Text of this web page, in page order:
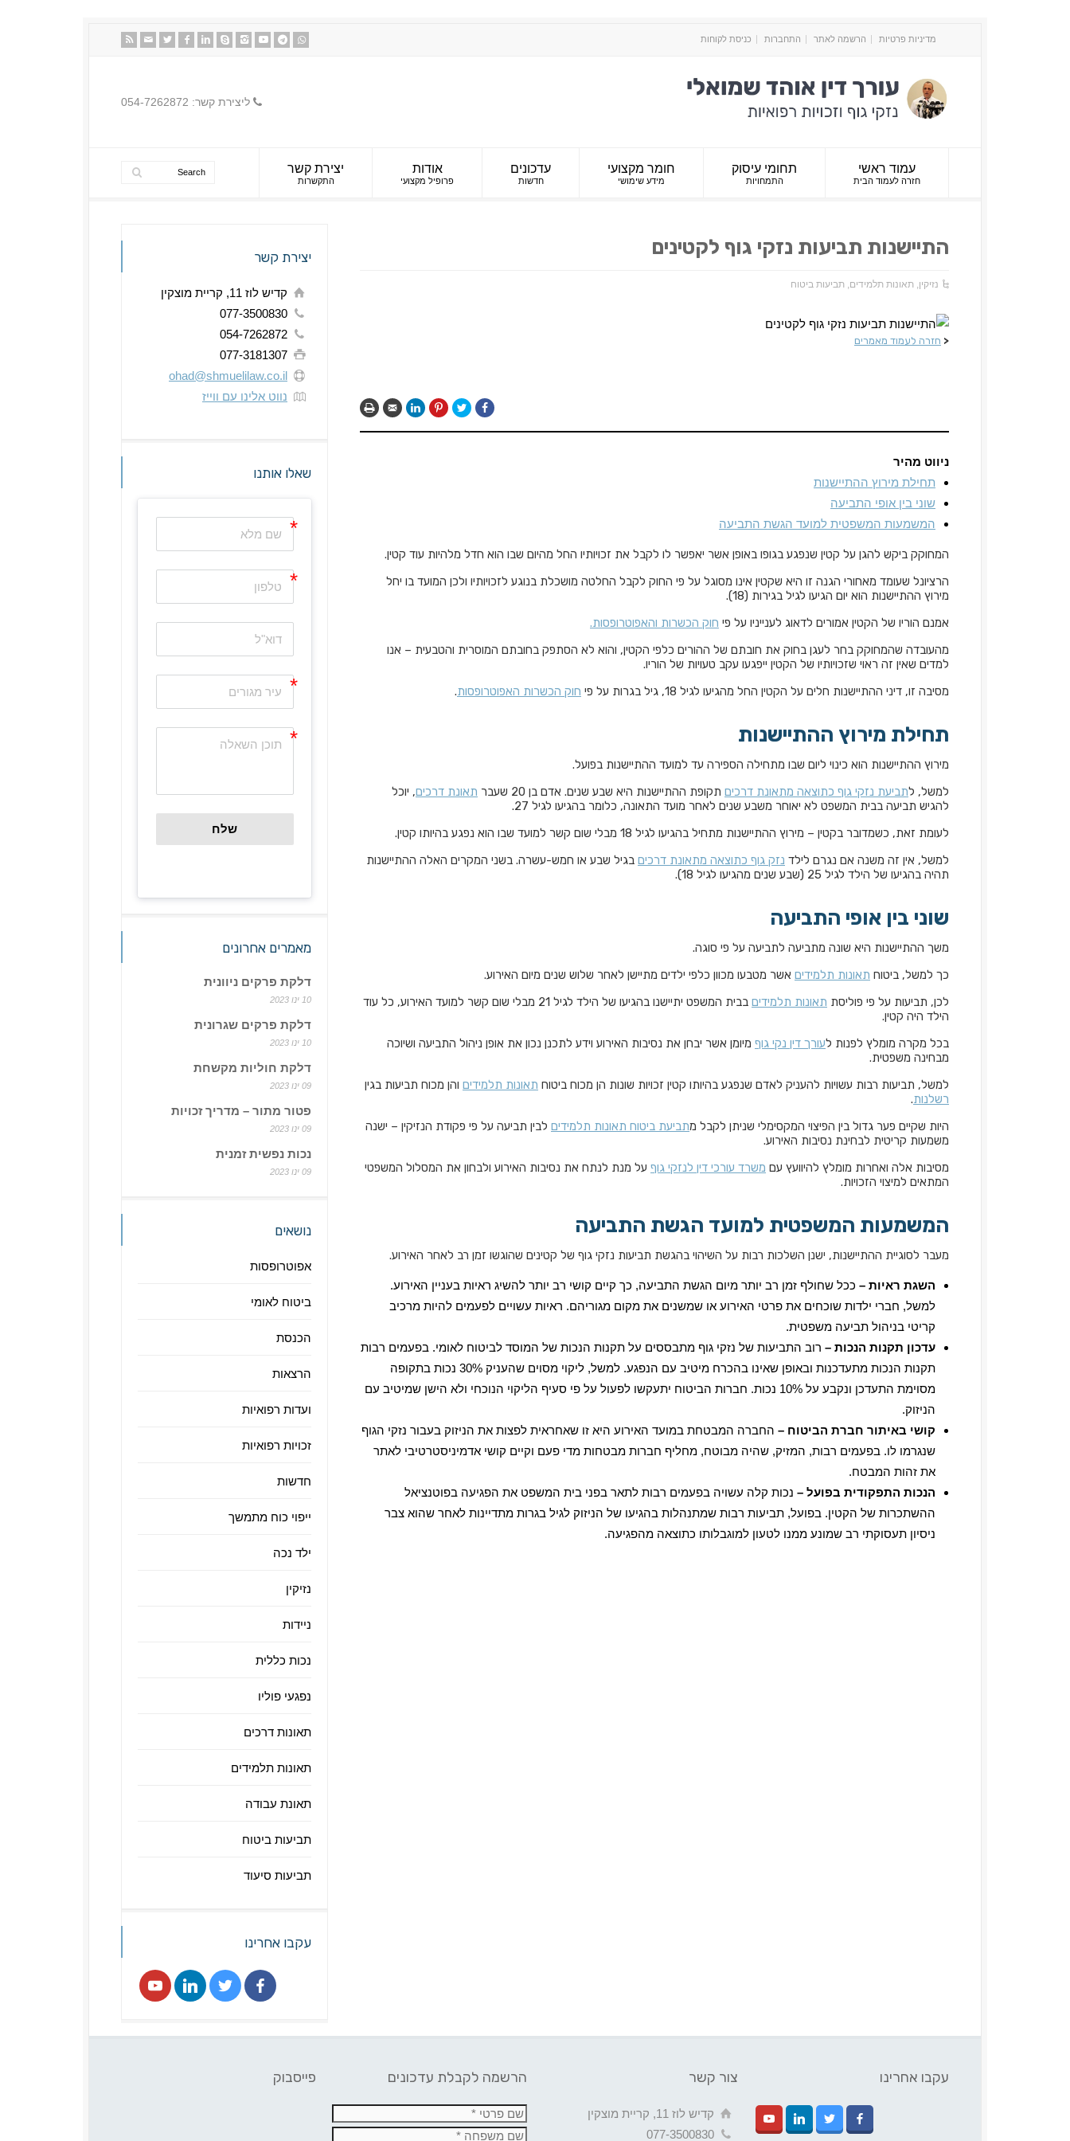
מדיניות פרטיות הרשמה לאתר התחברות כניסת לקוחות
ליצירת קשר: 054-7262872
עמוד ראשי
חזרה לעמוד הבית
תחומי עיסוק
התמחויות
חומר מקצועי
מידע שימושי
עדכונים
חדשות
אודות
פרופיל מקצועי
יצירת קשר
התקשרות
התיישנות תביעות נזקי גוף לקטינים
נזיקין, תאונות תלמידים, תביעות ביטוח
< חזרה לעמוד מאמרים
ניווט מהיר
תחילת מירוץ ההתיישנות
שוני בין אופי התביעה
המשמעות המשפטית למועד הגשת התביעה
המחוקק ביקש להגן על קטין שנפגע בגופו באופן אשר יאפשר לו לקבל את זכויותיו החל מהיום שבו הוא חדל מלהיות עוד קטין.
הרציונל שעומד מאחורי הגנה זו היא שקטין אינו מסוגל על פי החוק לקבל החלטה מושכלת בנוגע לזכויותיו ולכן המועד בו יחל
מירוץ ההתיישנות הוא יום הגיעו לגיל בגירות (18).
אמנם הוריו של הקטין אמורים לדאוג לענייניו על פי חוק הכשרות והאפוטרופסות.
מהעובדה שהמחוקק בחר לעגן בחוק את חובתם של ההורים כלפי הקטין, והוא לא הסתפק בחובתם המוסרית והטבעית – אנו
למדים שאין זה ראוי שזכויותיו של הקטין ייפגעו עקב טעויות של הוריו.
מסיבה זו, דיני ההתיישנות חלים על הקטין החל מהגיעו לגיל 18, גיל בגרות על פי
חוק הכשרות האפוטרופסות.
תחילת מירוץ ההתיישנות
מירוץ ההתיישנות הוא כינוי ליום שבו מתחילה הספירה עד למועד ההתיישנות בפועל.
למשל, לתביעת נזקי גוף כתוצאה מתאונת דרכים תקופת ההתיישנות היא שבע שנים. אדם בן 20 שעבר תאונת דרכים, יוכל
להגיש תביעה בבית המשפט לא יאוחר משבע שנים לאחר מועד התאונה, כלומר בהגיעו לגיל 27.
לעומת זאת, כשמדובר בקטין – מירוץ ההתיישנות מתחיל בהגיעו לגיל 18 מבלי שום קשר למועד שבו הוא נפגע בהיותו קטין.
למשל, אין זה משנה אם נגרם לילד נזק גוף כתוצאה מתאונת דרכים בגיל שבע או חמש-עשרה. בשני המקרים האלה ההתיישנות
תהיה בהגיעו של הילד לגיל 25 (שבע שנים מהגיעו לגיל 18).
שוני בין אופי התביעה
משך ההתיישנות היא שונה מתביעה לתביעה על פי סוגה.
כך למשל, ביטוח תאונות תלמידים אשר מטבעו מכוון כלפי ילדים מתיישן לאחר שלוש שנים מיום האירוע.
לכן, תביעות על פי פוליסת תאונות תלמידים
בבית המשפט יתיישנו בהגיעו של הילד לגיל 21 מבלי שום קשר למועד האירוע, כל עוד
הילד היה קטין.
בכל מקרה מומלץ לפנות לעורך דין נקי גוף מיומן אשר יבחן את נסיבות האירוע וידע לתכנן נכון את אופן ניהול התביעה ושיוכה
מבחינה משפטית.
למשל, תביעות רבות עשויות להעניק לאדם שנפגע בהיותו קטין זכויות שונות הן מכוח ביטוח תאונות תלמידים והן מכוח תביעות בגין
רשלנות.
היות שקיים פער גדול בין הפיצוי המקסימלי שניתן לקבל מתביעת ביטוח תאונות תלמידים לבין תביעה על פי פקודת הנזיקין – ישנה
משמעות קריטית לבחינת נסיבות האירוע.
מסיבות אלה ואחרות מומלץ להיוועץ עם משרד עורכי דין לנזקי גוף על מנת לנתח את נסיבות האירוע ולבחון את המסלול המשפטי
המתאים למיצוי הזכויות.
המשמעות המשפטית למועד הגשת התביעה
מעבר לסוגיית ההתיישנות, ישנן השלכות רבות על השיהוי בהגשת תביעות נזקי גוף של קטינים שהוגשו זמן רב לאחר האירוע.
השגת ראיות – ככל שחולף זמן רב יותר מיום הגשת התביעה, כך קיים קושי רב יותר להשיג ראיות בעניין האירוע.
למשל, חברי ילדות שוכחים את פרטי האירוע או שמשנים את מקום מגוריהם. ראיות עשויים לפעמים להיות מרכיב
קריטי בניהול תביעה משפטית.
עדכון תקנות הנכות – רוב התביעות של נזקי גוף מתבססים על תקנות הנכות של המוסד לביטוח לאומי. בפעמים רבות
תקנות הנכות מתעדכנות ובאופן שאינו בהכרח מיטיב עם הנפגע. למשל, ליקוי מסוים שהעניק 30% נכות בתקופה
מסוימת התעדכן ונקבע על 10% נכות. חברות הביטוח יתעקשו לפעול על פי סעיף הליקוי הנוכחי ולא הישן שמיטיב עם
הניזוק.
קושי באיתור חברת הביטוח – החברה המבטחת במועד האירוע היא זו שאחראית לפצות את הניזוק בעבור נזקי הגוף
שנגרמו לו. בפעמים רבות, המזיק, שהיה מבוטח, מחליף חברות מבטחות מדי פעם וקיים קושי אדמיניסטרטיבי לאתר
את זהות המבטח.
הנכות התפקודית בפועל – נכות קלה עשויה בפעמים רבות לתאר בפני בית המשפט את הפגיעה בפוטנציאל
ההשתכרות של הקטין. בפועל, תביעות רבות שמתנהלות בהגיעו של הניזוק לגיל בגרות מתדיינות לאחר שהוא צבר
ניסיון תעסוקתי רב שמונע ממנו לטעון למוגבלותו כתוצאה מהפגיעה.
יצירת קשר
קדיש לוז 11, קריית מוצקין
077-3500830
054-7262872
077-3181307
ohad@shmuelilaw.co.il
נווט אלינו עם ווייז
שאלו אותנו
שלח
מאמרים אחרונים
דלקת פרקים ניוונית
10 ינו 2023
דלקת פרקים שגרונית
10 ינו 2023
דלקת חוליות מקשחת
09 ינו 2023
פטור מתור – מדריך זכויות
09 ינו 2023
נכות נפשית זמנית
09 ינו 2023
נושאים
אפוטרופסות
ביטוח לאומי
הכנסת
הרצאות
ועדות רפואיות
זכויות רפואיות
חדשות
ייפוי כוח מתמשך
ילד נכה
נזיקין
ניידות
נכות כללית
נפגעי פוליו
תאונות דרכים
תאונות תלמידים
תאונת עבודה
תביעות ביטוח
תביעות סיעוד
עקבו אחרינו
עקבו אחרינו צור קשר
קדיש לוז 11, קריית מוצקין
077-3500830
הרשמה לקבלת עדכונים פייסבוק